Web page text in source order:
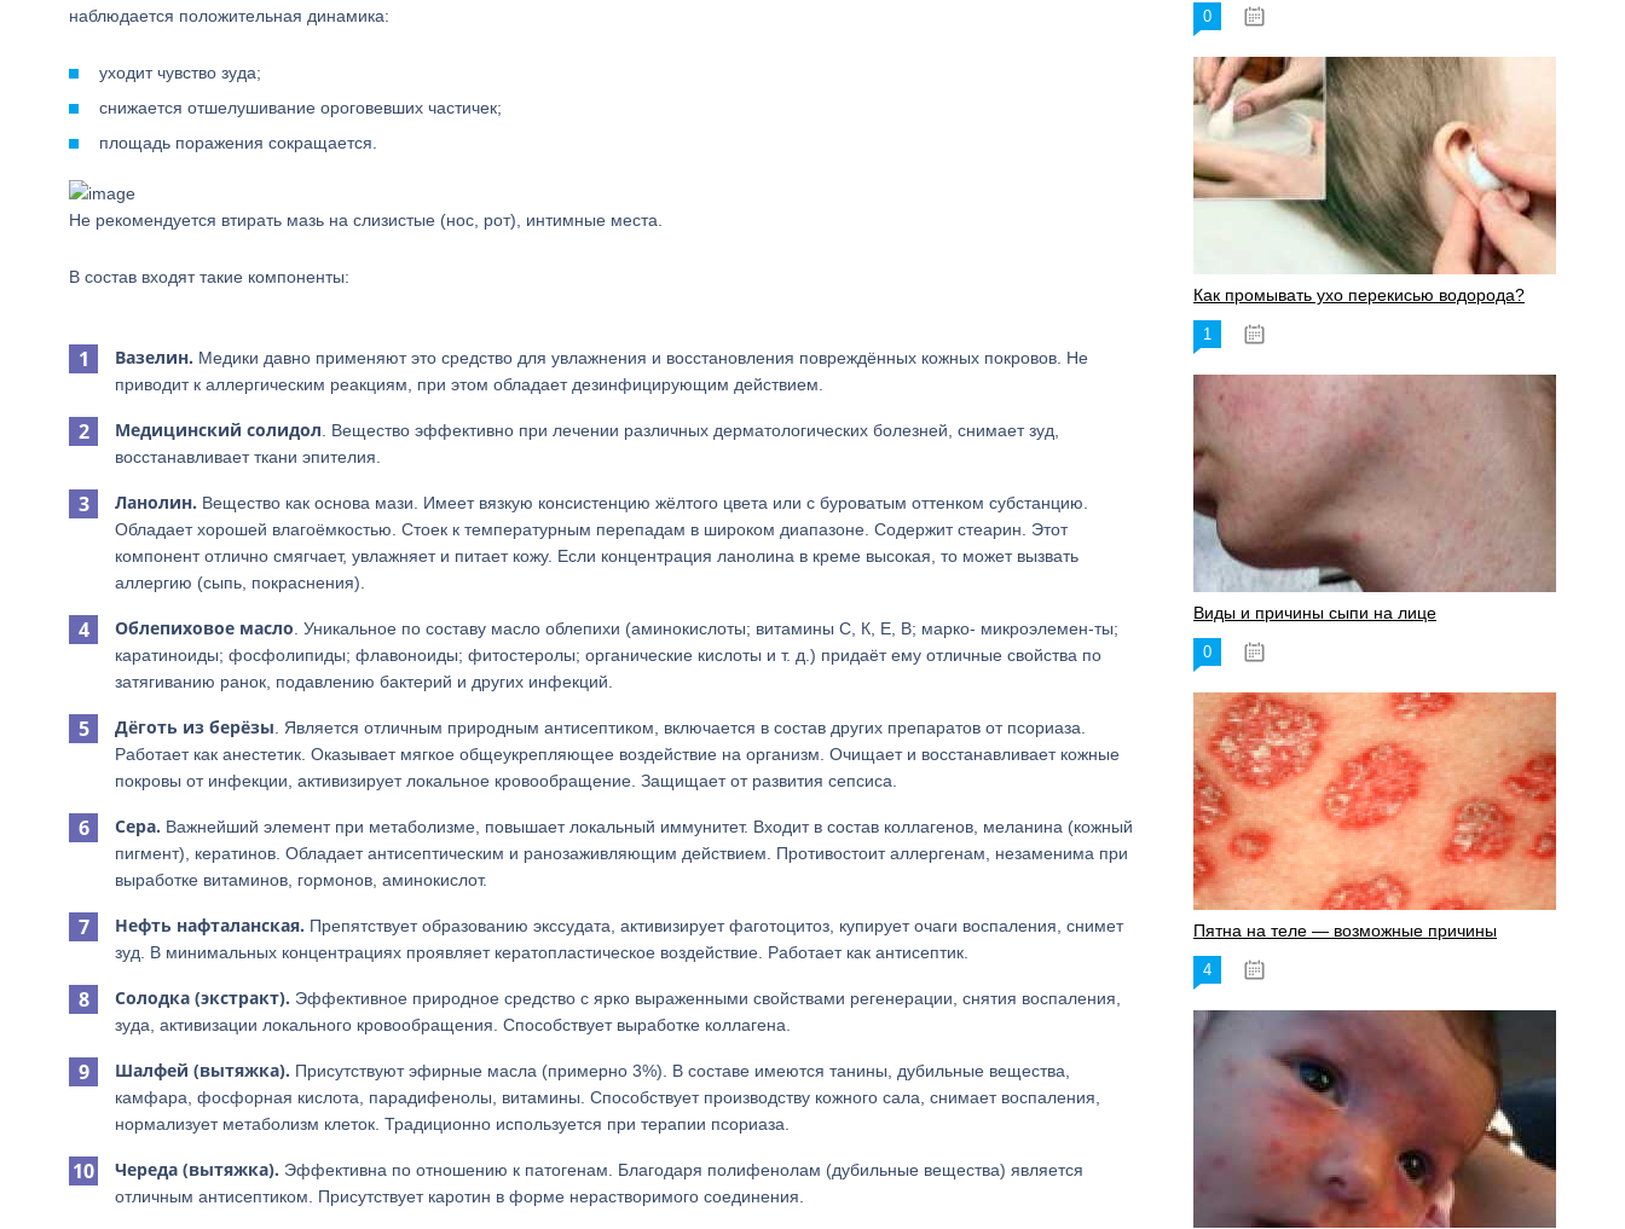
наблюдается положительная динамика:
уходит чувство зуда;
снижается отшелушивание ороговевших частичек;
площадь поражения сокращается.
Не рекомендуется втирать мазь на слизистые (нос, рот), интимные места.
В состав входят такие компоненты:
Вазелин. Медики давно применяют это средство для увлажнения и восстановления повреждённых кожных покровов. Не
приводит к аллергическим реакциям, при этом обладает дезинфицирующим действием.
Медицинский солидол . Вещество эффективно при лечении различных дерматологических болезней, снимает зуд,
восстанавливает ткани эпителия.
Ланолин. Вещество как основа мази. Имеет вязкую консистенцию жёлтого цвета или с буроватым оттенком субстанцию.
Обладает хорошей влагоёмкостью. Стоек к температурным перепадам в широком диапазоне. Содержит стеарин. Этот
компонент отлично смягчает, увлажняет и питает кожу. Если концентрация ланолина в креме высокая, то может вызвать
аллергию (сыпь, покраснения).
Облепиховое масло . Уникальное по составу масло облепихи (аминокислоты; витамины С, К, Е, В; марко- микроэлемен-ты;
каратиноиды; фосфолипиды; флавоноиды; фитостеролы; органические кислоты и т. д.) придаёт ему отличные свойства по
затягиванию ранок, подавлению бактерий и других инфекций.
Дёготь из берёзы . Является отличным природным антисептиком, включается в состав других препаратов от псориаза.
Работает как анестетик. Оказывает мягкое общеукрепляющее воздействие на организм. Очищает и восстанавливает кожные
покровы от инфекции, активизирует локальное кровообращение. Защищает от развития сепсиса.
Сера. Важнейший элемент при метаболизме, повышает локальный иммунитет. Входит в состав коллагенов, меланина (кожный
пигмент), кератинов. Обладает антисептическим и ранозаживляющим действием. Противостоит аллергенам, незаменима при
выработке витаминов, гормонов, аминокислот.
Нефть нафталанская. Препятствует образованию экссудата, активизирует фаготоцитоз, купирует очаги воспаления, снимет
зуд. В минимальных концентрациях проявляет кератопластическое воздействие. Работает как антисептик.
Солодка (экстракт). Эффективное природное средство с ярко выраженными свойствами регенерации, снятия воспаления,
зуда, активизации локального кровообращения. Способствует выработке коллагена.
Шалфей (вытяжка). Присутствуют эфирные масла (примерно 3%). В составе имеются танины, дубильные вещества,
камфара, фосфорная кислота, парадифенолы, витамины. Способствует производству кожного сала, снимает воспаления,
нормализует метаболизм клеток. Традиционно используется при терапии псориаза.
Череда (вытяжка). Эффективна по отношению к патогенам. Благодаря полифенолам (дубильные вещества) является
отличным антисептиком. Присутствует каротин в форме нерастворимого соединения.
0
Как промывать ухо перекисью водорода?
1
Виды и причины сыпи на лице
0
Пятна на теле — возможные причины
4